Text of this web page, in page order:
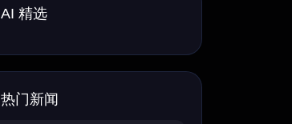
AI 精选
热门新闻